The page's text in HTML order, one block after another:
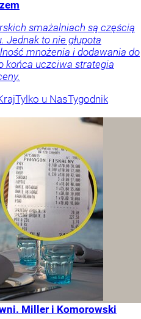
smażalniach są częścią
to nie głupota
mnożenia i dodawania do
końca uczciwa strategia
Tylko u NasTygodnik
Miller i Komorowski